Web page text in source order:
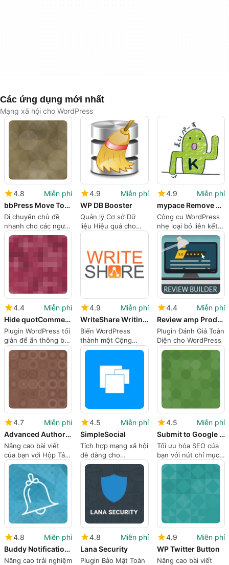
Các ứng dụng mới nhất
Mạng xã hội cho WordPress
4.8
Miễn phí
bbPress Move Topics
Di chuyển chủ đề
nhanh cho các người
điều hành bbPress
trên WordPress
4.9
Miễn phí
WP DB Booster
Quản lý Cơ sở Dữ
liệu Hiệu quả cho
WordPress
4.9
Miễn phí
mypace Remove Comments Feed Link
Công cụ WordPress
nhẹ loại bỏ liên kết
nguồn cấp bình luận
từ tiêu đề
4.4
Miễn phí
Hide quotComments are closedquot
Plugin WordPress tối
giản để ẩn thông báo
đóng bình luận
4.9
Miễn phí
WriteShare Writing Community Platform
Biến WordPress
thành một Cộng
đồng Viết
4.4
Miễn phí
Review amp Product Review by Review Builder
Plugin Đánh Giá Toàn
Diện cho WordPress
4.7
Miễn phí
Advanced Author Box
Nâng cao bài viết
của bạn với Hộp Tác
Giả Nâng Cao
4.5
Miễn phí
SimpleSocial
Tích hợp mạng xã hội
dễ dàng cho
WordPress
4.5
Miễn phí
Submit to Google Index Button
Tối ưu hóa SEO của
bạn với nút chỉ mục
Google
4.8
Miễn phí
Buddy Notification Bell
Nâng cao trải nghiệm
4.8
Miễn phí
Lana Security
Plugin Bảo Mật Toàn
4.9
Miễn phí
WP Twitter Button
Nâng cao bài viết